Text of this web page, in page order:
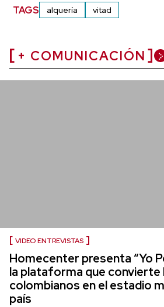
TAGS alquería vitad
+ COMUNICACIÓN
VIDEO ENTREVISTAS
Homecenter presenta “Yo
la plataforma que convierte
colombianos en el estadio
país